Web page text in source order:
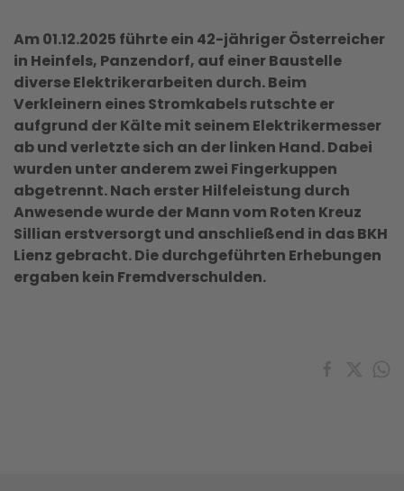
Am 01.12.2025 führte ein 42-jähriger Österreicher
in Heinfels, Panzendorf, auf einer Baustelle
diverse Elektrikerarbeiten durch. Beim
Verkleinern eines Stromkabels rutschte er
aufgrund der Kälte mit seinem Elektrikermesser
ab und verletzte sich an der linken Hand. Dabei
wurden unter anderem zwei Fingerkuppen
abgetrennt. Nach erster Hilfeleistung durch
Anwesende wurde der Mann vom Roten Kreuz
Sillian erstversorgt und anschließend in das BKH
Lienz gebracht. Die durchgeführten Erhebungen
ergaben kein Fremdverschulden.